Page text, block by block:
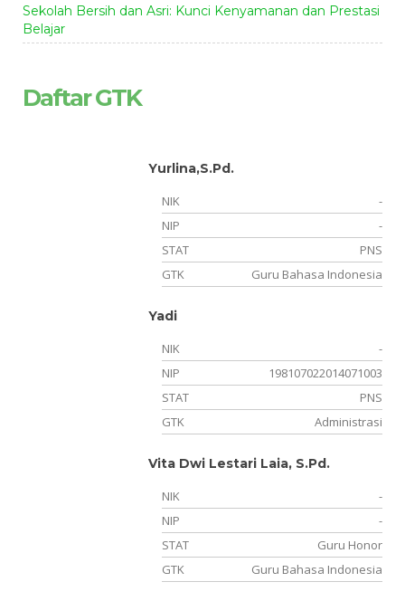
Sekolah Bersih dan Asri: Kunci Kenyamanan dan Prestasi
Belajar
Daftar GTK
Yurlina,S.Pd.
NIK
-
NIP
-
STAT
PNS
GTK
Guru Bahasa Indonesia
Yadi
NIK
-
NIP
198107022014071003
STAT
PNS
GTK
Administrasi
Vita Dwi Lestari Laia, S.Pd.
NIK
-
NIP
-
STAT
Guru Honor
GTK
Guru Bahasa Indonesia